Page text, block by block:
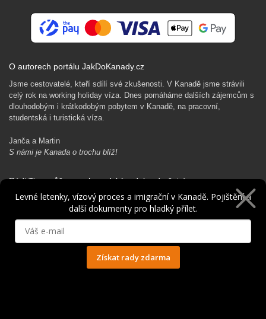
O autorech portálu JakDoKanady.cz
Jsme cestovatelé, kteří sdílí své zkušenosti. V Kanadě jsme strávili
celý rok na working holiday víza. Dnes pomáháme dalších zájemcům s
dlouhodobým i krátkodobým pobytem v Kanadě, na pracovní,
studentská i turistická víza.
Janča a Martin
S námi je Kanada o trochu blíž!
Rádi Ti pomůžeme s kanadským dobrodružstvím…
Levné letenky, vízový proces a imigrační v Kanadě. Pojištění a
další dokumenty pro hladký přílet.
Získat rady zdarma